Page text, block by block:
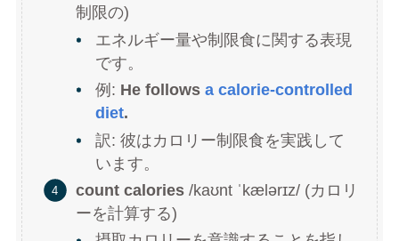
制限の)
エネルギー量や制限食に関する表現
です。
例: He followsa calorie-controlled
diet.
訳: 彼はカロリー制限食を実践して
います。
count calories /kaʊnt ˈkælərɪz/ (カロリ
ーを計算する)